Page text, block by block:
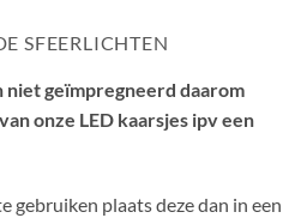
SFEERLICHTEN
geïmpregneerd daarom
onze LED kaarsjes ipv een
gebruiken plaats deze dan in een